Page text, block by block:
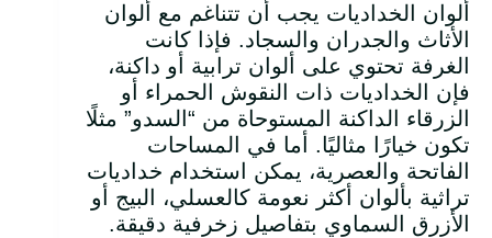
ألوان الخداديات يجب أن تتناغم مع ألوان
الأثاث والجدران والسجاد. فإذا كانت
الغرفة تحتوي على ألوان ترابية أو داكنة،
فإن الخداديات ذات النقوش الحمراء أو
الزرقاء الداكنة المستوحاة من “السدو” مثلًا
تكون خيارًا مثاليًا. أما في المساحات
الفاتحة والعصرية، يمكن استخدام خداديات
تراثية بألوان أكثر نعومة كالعسلي، البيج أو
الأزرق السماوي بتفاصيل زخرفية دقيقة.